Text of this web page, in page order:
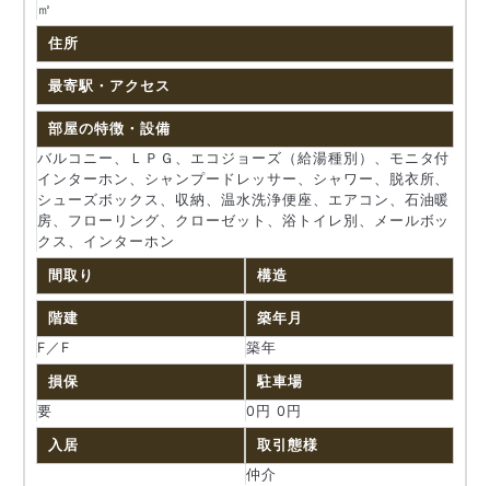
㎡
住所
最寄駅・アクセス
部屋の特徴・設備
バルコニー、ＬＰＧ、エコジョーズ（給湯種別）、モニタ付
インターホン、シャンプードレッサー、シャワー、脱衣所、
シューズボックス、収納、温水洗浄便座、エアコン、石油暖
房、フローリング、クローゼット、浴トイレ別、メールボッ
クス、インターホン
間取り 構造
階建
F／F
築年月
築年
損保
要
駐車場
0円 0円
入居
取引態様
仲介